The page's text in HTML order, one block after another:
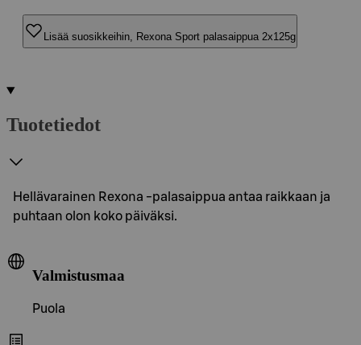
Lisää suosikkeihin, Rexona Sport palasaippua 2x125g
Tuotetiedot
Hellävarainen Rexona -palasaippua antaa raikkaan ja
puhtaan olon koko päiväksi.
Valmistusmaa
Puola